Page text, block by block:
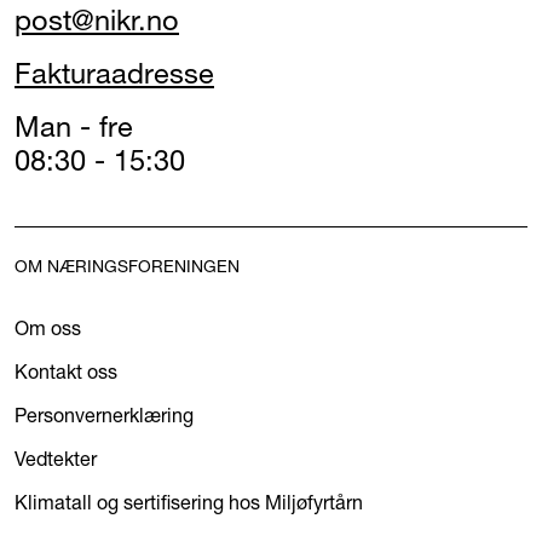
post@nikr.no
Fakturaadresse
Man - fre
08:30 - 15:30
OM NÆRINGSFORENINGEN
Om oss
Kontakt oss
Personvernerklæring
Vedtekter
Klimatall og sertifisering hos Miljøfyrtårn